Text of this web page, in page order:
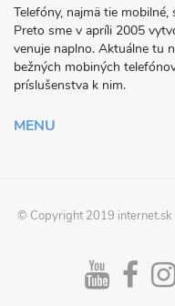
O
PROJEKTE
FONY.SK
Telefóny, najmä tie
Preto sme v apríli 2005
venuje naplno. Aktuálne tu
bežných mobiných
príslušenstva k nim.
MENU
© Copyright 2019 internet.sk